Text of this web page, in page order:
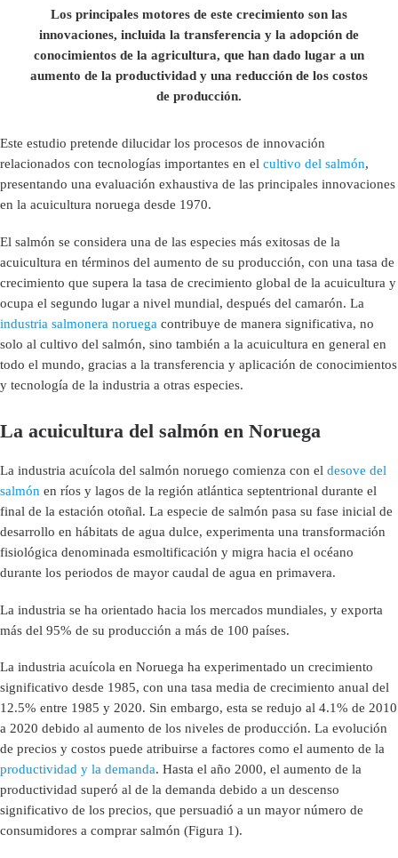
Los principales motores de este crecimiento son las
innovaciones, incluida la transferencia y la adopción de
conocimientos de la agricultura, que han dado lugar a un
aumento de la productividad y una reducción de los costos
de producción.
Este estudio pretende dilucidar los procesos de innovación
relacionados con tecnologías importantes en el cultivo del salmón,
presentando una evaluación exhaustiva de las principales innovaciones
en la acuicultura noruega desde 1970.
El salmón se considera una de las especies más exitosas de la
acuicultura en términos del aumento de su producción, con una tasa de
crecimiento que supera la tasa de crecimiento global de la acuicultura y
ocupa el segundo lugar a nivel mundial, después del camarón. La
industria salmonera noruega contribuye de manera significativa, no
solo al cultivo del salmón, sino también a la acuicultura en general en
todo el mundo, gracias a la transferencia y aplicación de conocimientos
y tecnología de la industria a otras especies.
La acuicultura del salmón en Noruega
La industria acuícola del salmón noruego comienza con el desove del
salmón en ríos y lagos de la región atlántica septentrional durante el
final de la estación otoñal. La especie de salmón pasa su fase inicial de
desarrollo en hábitats de agua dulce, experimenta una transformación
fisiológica denominada esmoltificación y migra hacia el océano
durante los periodos de mayor caudal de agua en primavera.
La industria se ha orientado hacia los mercados mundiales, y exporta
más del 95% de su producción a más de 100 países.
La industria acuícola en Noruega ha experimentado un crecimiento
significativo desde 1985, con una tasa media de crecimiento anual del
12.5% entre 1985 y 2020. Sin embargo, esta se redujo al 4.1% de 2010
a 2020 debido al aumento de los niveles de producción. La evolución
de precios y costos puede atribuirse a factores como el aumento de la
productividad y la demanda. Hasta el año 2000, el aumento de la
productividad superó al de la demanda debido a un descenso
significativo de los precios, que persuadió a un mayor número de
consumidores a comprar salmón (Figura 1).